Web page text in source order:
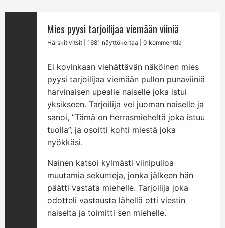
Mies pyysi tarjoilijaa viemään viiniä
Härskit vitsit | 1681 näyttökertaa | 0 kommenttia
Ei kovinkaan viehättävän näköinen mies
pyysi tarjoilijaa viemään pullon punaviiniä
harvinaisen upealle naiselle joka istui
yksikseen. Tarjoilija vei juoman naiselle ja
sanoi, ”Tämä on herrasmieheltä joka istuu
tuolla”, ja osoitti kohti miestä joka
nyökkäsi.
Nainen katsoi kylmästi viinipulloa
muutamia sekunteja, jonka jälkeen hän
päätti vastata miehelle. Tarjoilija joka
odotteli vastausta lähellä otti viestin
naiselta ja toimitti sen miehelle.